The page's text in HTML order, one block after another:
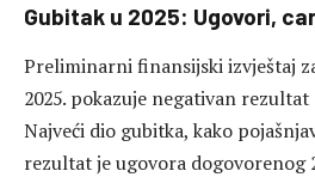
Gubitak u 2025: Ugovori,
Preliminarni finansijski izvještaj
2025. pokazuje negativan
Najveći dio gubitka, kako
rezultat je ugovora dogovorenog